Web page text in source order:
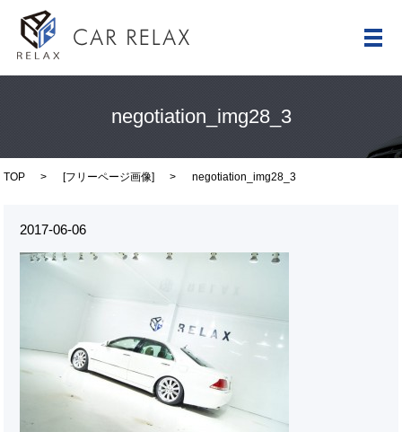
メ
negotiation_img28_3
TOP [フリーページ画像] negotiation_img28_3
2017-06-06